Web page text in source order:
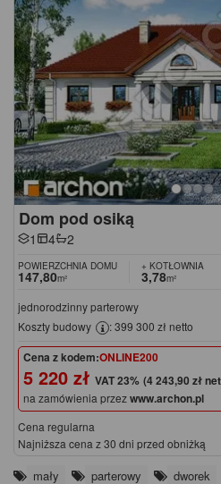
Dom pod osiką
1 4 2
POWIERZCHNIA DOMU
147,80m²
+ KOTŁOWNIA
3,78m²
jednorodzinny parterowy
Koszty budowy
: 399 300 zł netto
Cena z kodem:ONLINE200
5 220 zł (4 243,90 zł
na zamówienia przezwww.archon.pl
Cena regularna
Najniższa cena z 30 dni przed obniżką
mały parterowy dworek